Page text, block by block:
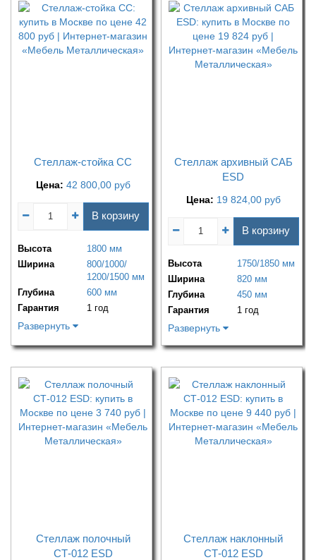
Стеллаж-стойка СС
Цена: 42 800,00 руб
В корзину
Высота
1800 мм
Ширина
800/1000/
1200/1500 мм
Глубина
600 мм
Гарантия
1 год
Развернуть
Стеллаж архивный САБ
ESD
Цена: 19 824,00 руб
В корзину
Высота
1750/1850 мм
Ширина
820 мм
Глубина
450 мм
Гарантия
1 год
Развернуть
Стеллаж полочный
СТ-012 ESD
Стеллаж наклонный
СТ-012 ESD